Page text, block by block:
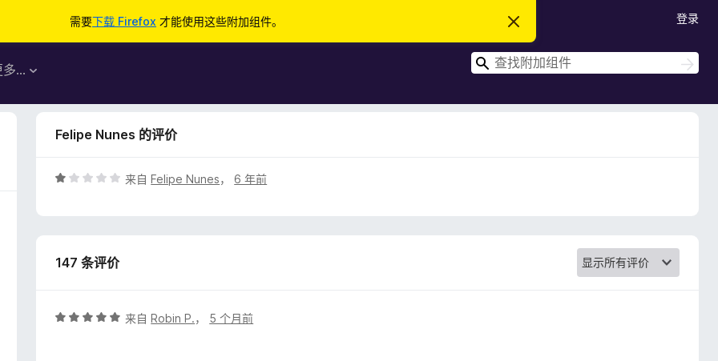
需要下载 Firefox 才能使用这些附加组件。
忽
此
通
知
多…
登录
搜
搜
索
Felipe Nunes 的评价
评
来自Felipe Nunes， 6 年前
147 条评价
评
来自Robin P.， 5 个月前